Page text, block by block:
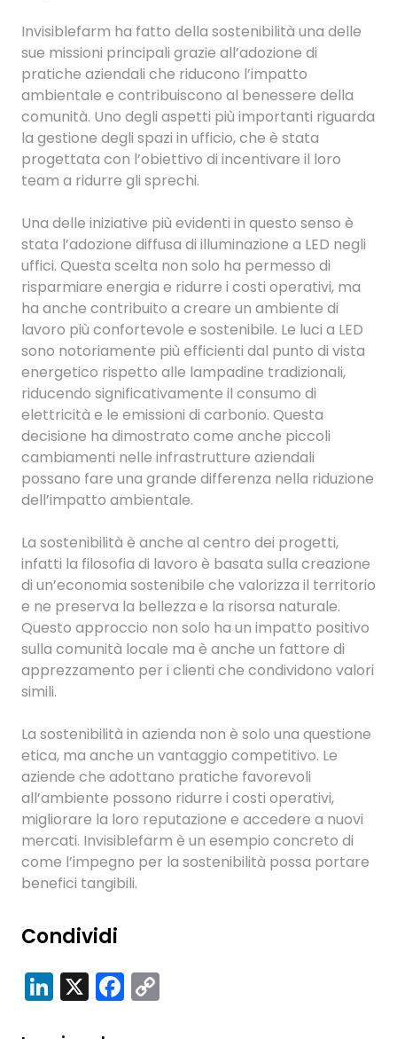
Invisiblefarm ha fatto della sostenibilità una delle
sue missioni principali grazie all’adozione di
pratiche aziendali che riducono l’impatto
ambientale e contribuiscono al benessere della
comunità. Uno degli aspetti più importanti riguarda
la gestione degli spazi in ufficio, che è stata
progettata con l’obiettivo di incentivare il loro
team a ridurre gli sprechi.
Una delle iniziative più evidenti in questo senso è
stata l’adozione diffusa di illuminazione a LED negli
uffici. Questa scelta non solo ha permesso di
risparmiare energia e ridurre i costi operativi, ma
ha anche contribuito a creare un ambiente di
lavoro più confortevole e sostenibile. Le luci a LED
sono notoriamente più efficienti dal punto di vista
energetico rispetto alle lampadine tradizionali,
riducendo significativamente il consumo di
elettricità e le emissioni di carbonio. Questa
decisione ha dimostrato come anche piccoli
cambiamenti nelle infrastrutture aziendali
possano fare una grande differenza nella riduzione
dell’impatto ambientale.
La sostenibilità è anche al centro dei progetti,
infatti la filosofia di lavoro è basata sulla creazione
di un’economia sostenibile che valorizza il territorio
e ne preserva la bellezza e la risorsa naturale.
Questo approccio non solo ha un impatto positivo
sulla comunità locale ma è anche un fattore di
apprezzamento per i clienti che condividono valori
simili.
La sostenibilità in azienda non è solo una questione
etica, ma anche un vantaggio competitivo. Le
aziende che adottano pratiche favorevoli
all’ambiente possono ridurre i costi operativi,
migliorare la loro reputazione e accedere a nuovi
mercati. Invisiblefarm è un esempio concreto di
come l’impegno per la sostenibilità possa portare
benefici tangibili.
Condividi
LinkedIn
X Facebook